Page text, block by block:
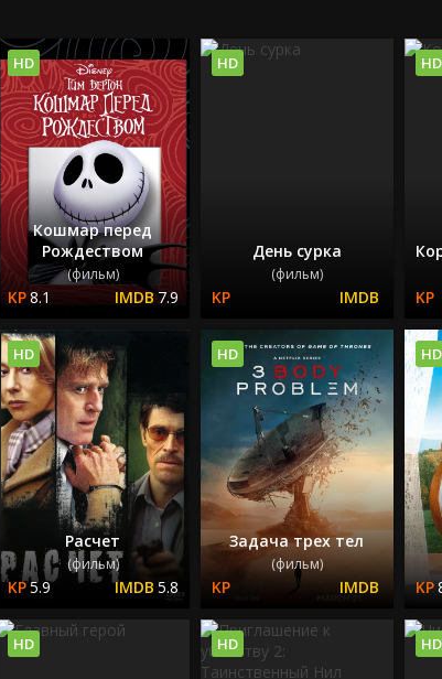
Кошмар перед
Рождеством
(фильм)
8.1 7.9
HD
День сурка
(фильм)
HD HD
Расчет
(фильм)
5.9 5.8
HD
Задача трех тел
(фильм)
HD HD
HD HD HD